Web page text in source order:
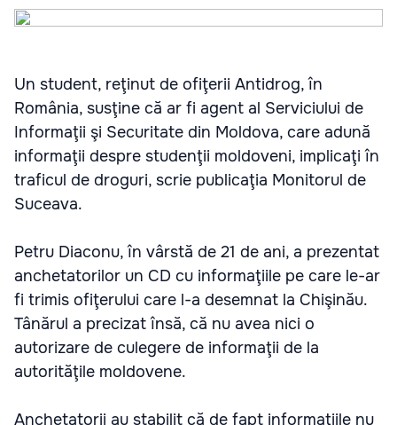
Un student, reţinut de ofiţerii Antidrog, în
România, susţine că ar fi agent al Serviciului de
Informaţii şi Securitate din Moldova, care adună
informaţii despre studenţii moldoveni, implicaţi în
traficul de droguri, scrie publicaţia Monitorul de
Suceava.
Petru Diaconu, în vârstă de 21 de ani, a prezentat
anchetatorilor un CD cu informaţiile pe care le-ar
fi trimis ofiţerului care l-a desemnat la Chişinău.
Tânărul a precizat însă, că nu avea nici o
autorizare de culegere de informaţii de la
autorităţile moldovene.
Anchetatorii au stabilit că de fapt informaţiile nu